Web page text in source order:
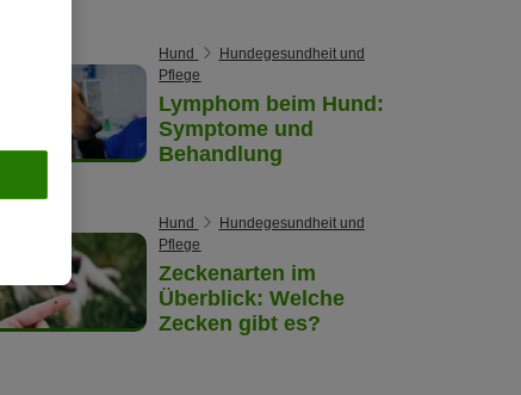
Hund
Hundegesundheit und
Pflege
Lymphom beim Hund:
Symptome und
Behandlung
Hund
Hundegesundheit und
Pflege
Zeckenarten im
Überblick: Welche
Zecken gibt es?